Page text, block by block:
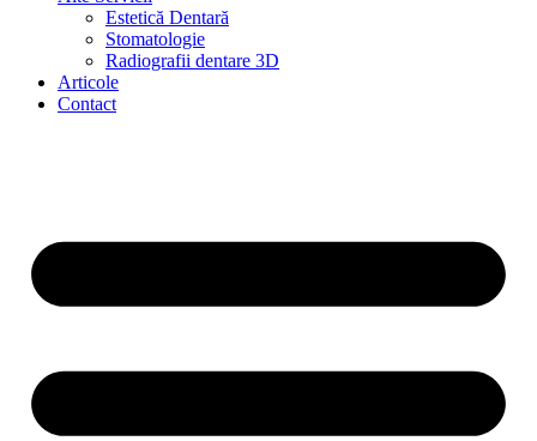
Estetică Dentară
Stomatologie
Radiografii dentare 3D
Articole
Contact